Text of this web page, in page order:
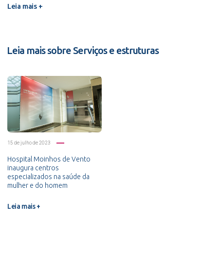
Leia mais +
Leia mais sobre Serviços e estruturas
15 de julho de 2023
Hospital Moinhos de Vento
inaugura centros
especializados na saúde da
mulher e do homem
Leia mais +